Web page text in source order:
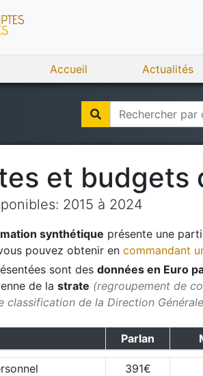
Accueil Actualités
et budgets
2015 à 2024
synthétique présente une
pouvez obtenir en commandant
sont des données en Euro
de la strate (regroupement de
classification de la Direction
Parlan
391€